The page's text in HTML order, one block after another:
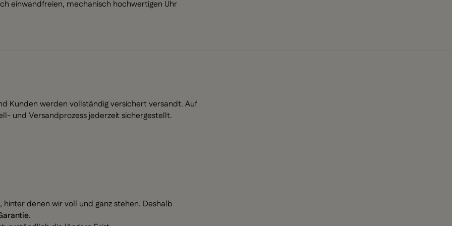
einwandfreien, mechanisch hochwertigen Uhr
Kunden werden vollständig versichert versandt. Auf
und Versandprozess jederzeit sichergestellt.
denen wir voll und ganz stehen. Deshalb
.